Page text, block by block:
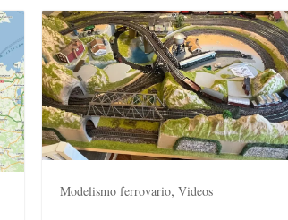
Modelismo ferrovario,Videos